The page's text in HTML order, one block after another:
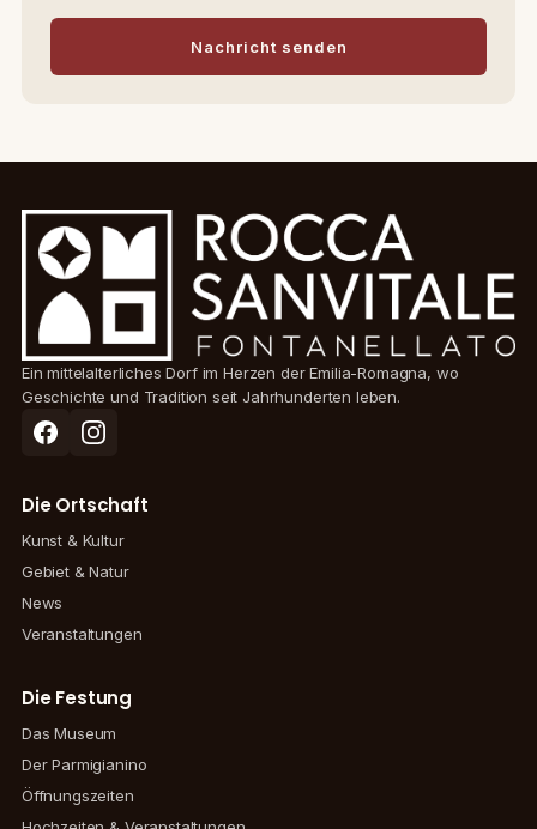
Nachricht senden
Ein mittelalterliches Dorf im Herzen der Emilia-Romagna, wo
Geschichte und Tradition seit Jahrhunderten leben.
Die Ortschaft
Kunst & Kultur
Gebiet & Natur
News
Veranstaltungen
Die Festung
Das Museum
Der Parmigianino
Öffnungszeiten